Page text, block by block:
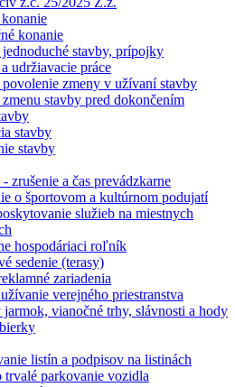
konanie
stavby, prípojky
udržiavacie práce
zmeny v užívaní stavby
stavby pred dokončením
stavby
stavby
zrušenie a čas prevádzkarne
o športovom a kultúrnom podujatí
služieb na miestnych
hospodáriaci roľník
sedenie (terasy)
zariadenia
verejného priestranstva
jarmok, vianočné trhy, slávnosti a hody
listín a podpisov na listinách
trvalé parkovanie vozidla